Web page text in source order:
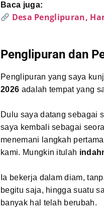
Baca juga:
Desa Penglipuran,
Penglipuran dan
Penglipuran yang saya
2026 adalah tempat yang
Dulu saya datang sebagai
saya kembali sebagai
menemani langkah
kami. Mungkin itulah
Ia bekerja dalam diam,
begitu saja, hingga suatu
banyak hal telah berubah.